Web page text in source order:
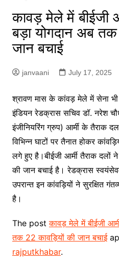
कावड़ मेले में बीईजी
बड़ा योगदान अब
जान बचाई
janvaani July 17, 2025
श्रावण मास के कांवड़ मेले में सेना भी
इंडियन रेडक्रास सचिव डॉ. नरेश
इंजीनियरिंग ग्रुप) आर्मी के तैराक
विभिन्न घाटों पर तैनात होकर
लगे हुए है।बीईजी आर्मी तैराक दलों
की जान बचाई है। रेडक्रास
उपरान्त इन कांवड़ियों ने सुरक्षित
है।
The postकावड़ मेले में बीईजी
तक 22 कावड़ियों की जान बचाई
rajputkhabar.